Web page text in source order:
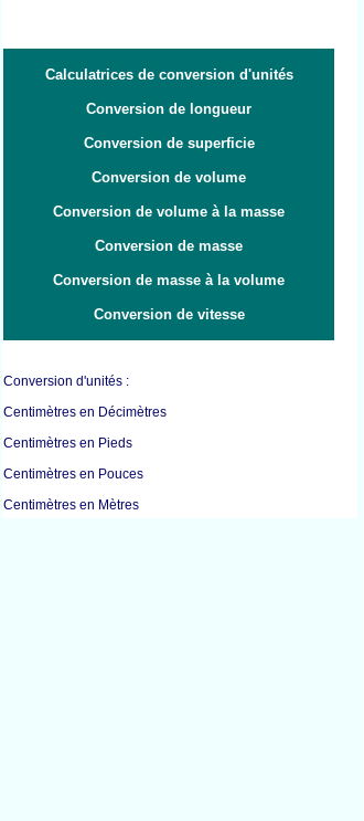
Calculatrices de conversion d'unités
Conversion de longueur
Conversion de superficie
Conversion de volume
Conversion de volume à la masse
Conversion de masse
Conversion de masse à la volume
Conversion de vitesse
Conversion d'unités :
Centimètres en Décimètres
Centimètres en Pieds
Centimètres en Pouces
Centimètres en Mètres